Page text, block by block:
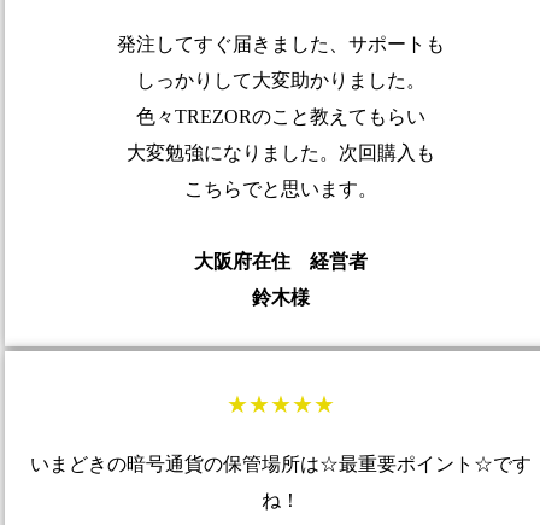
発注してすぐ届きました、サポートも
しっかりして大変助かりました。
色々TREZORのこと教えてもらい
大変勉強になりました。次回購入も
こちらでと思います。
大阪府在住 経営者
鈴木様
★★★★★
いまどきの暗号通貨の保管場所は☆最重要ポイント☆です
ね！